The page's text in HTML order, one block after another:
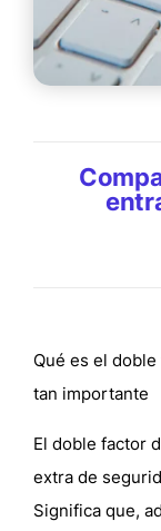
Qué es el
tan importante
El doble factor
extra de
Significa que,